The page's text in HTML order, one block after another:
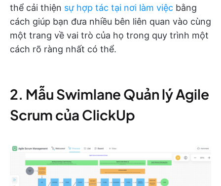
thể cải thiện sự hợp tác tại nơi làm việc bằng
cách giúp bạn đưa nhiều bên liên quan vào cùng
một trang về vai trò của họ trong quy trình một
cách rõ ràng nhất có thể.
2. Mẫu Swimlane Quản lý Agile
Scrum của ClickUp